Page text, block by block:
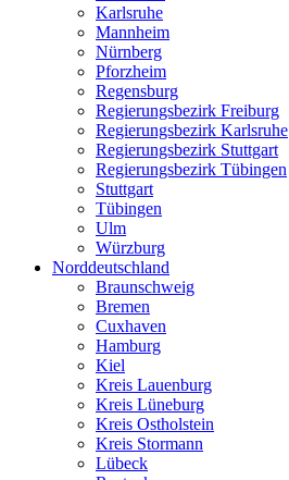
Karlsruhe
Mannheim
Nürnberg
Pforzheim
Regensburg
Regierungsbezirk Freiburg
Regierungsbezirk Karlsruhe
Regierungsbezirk Stuttgart
Regierungsbezirk Tübingen
Stuttgart
Tübingen
Ulm
Würzburg
Norddeutschland
Braunschweig
Bremen
Cuxhaven
Hamburg
Kiel
Kreis Lauenburg
Kreis Lüneburg
Kreis Ostholstein
Kreis Stormann
Lübeck